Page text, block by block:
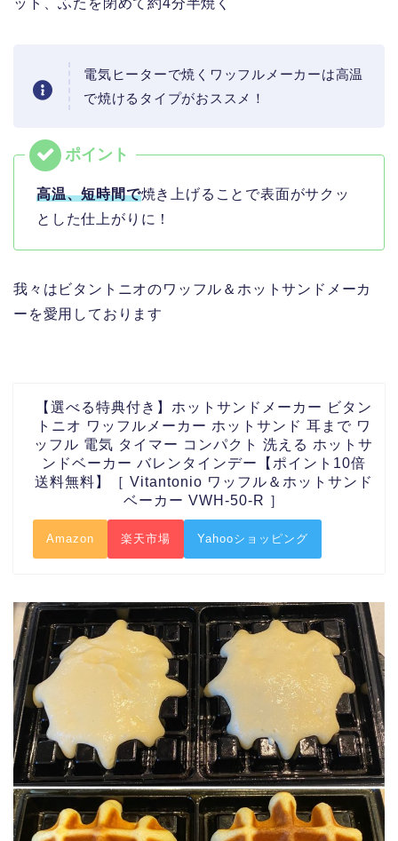
ット、ふたを閉めて約4分半焼く
電気ヒーターで焼くワッフルメーカーは高温
で焼けるタイプがおススメ！
高温、短時間で焼き上げることで表面がサクッ
とした仕上がりに！
我々はビタントニオのワッフル＆ホットサンドメーカ
ーを愛用しております
【選べる特典付き】ホットサンドメーカー ビタン
トニオ ワッフルメーカー ホットサンド 耳まで ワ
ッフル 電気 タイマー コンパクト 洗える ホットサ
ンドベーカー バレンタインデー【ポイント10倍
送料無料】［ Vitantonio ワッフル＆ホットサンド
ベーカー VWH-50-R ］
Amazon 楽天市場 Yahooショッピング